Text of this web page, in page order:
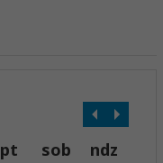
pt sob ndz